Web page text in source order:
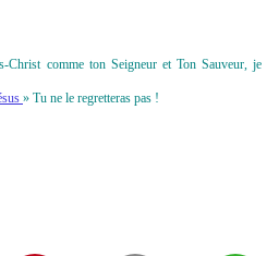
Christ comme ton Seigneur et Ton Sauveur, je
» Tu ne le regretteras pas !